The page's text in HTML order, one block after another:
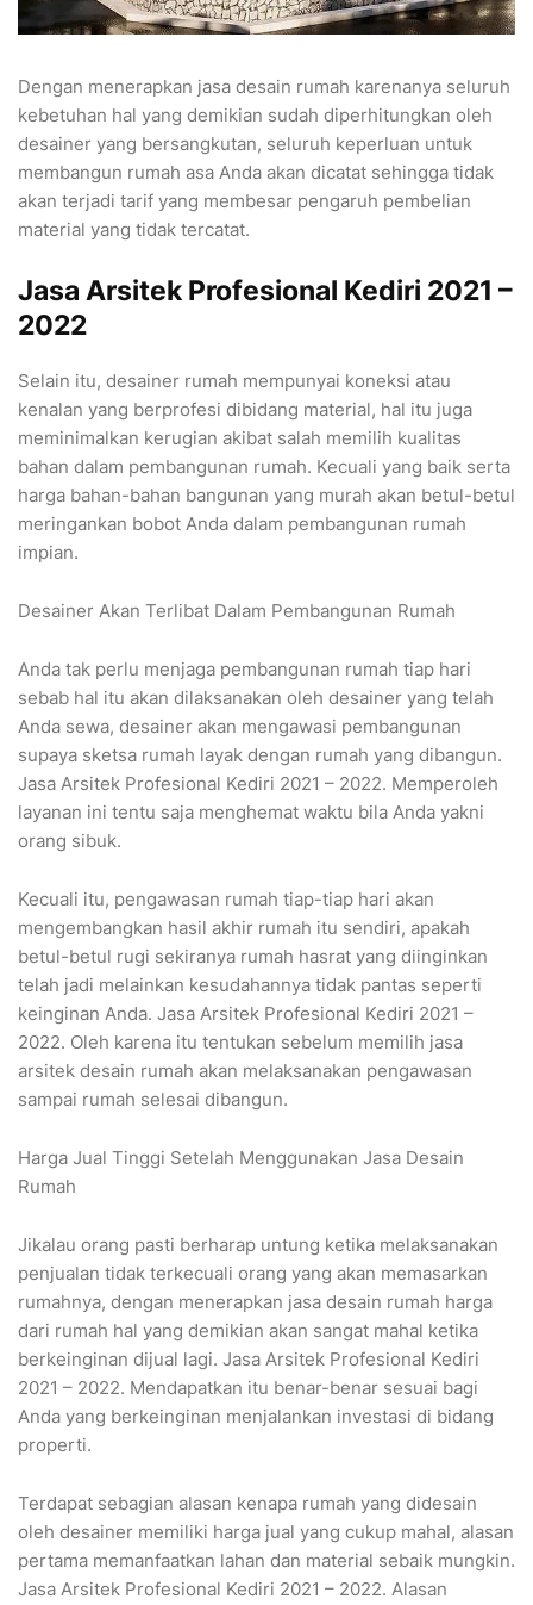
Dengan menerapkan jasa desain rumah karenanya seluruh
kebetuhan hal yang demikian sudah diperhitungkan oleh
desainer yang bersangkutan, seluruh keperluan untuk
membangun rumah asa Anda akan dicatat sehingga tidak
akan terjadi tarif yang membesar pengaruh pembelian
material yang tidak tercatat.
Jasa Arsitek Profesional Kediri 2021 –
2022
Selain itu, desainer rumah mempunyai koneksi atau
kenalan yang berprofesi dibidang material, hal itu juga
meminimalkan kerugian akibat salah memilih kualitas
bahan dalam pembangunan rumah. Kecuali yang baik serta
harga bahan-bahan bangunan yang murah akan betul-betul
meringankan bobot Anda dalam pembangunan rumah
impian.
Desainer Akan Terlibat Dalam Pembangunan Rumah
Anda tak perlu menjaga pembangunan rumah tiap hari
sebab hal itu akan dilaksanakan oleh desainer yang telah
Anda sewa, desainer akan mengawasi pembangunan
supaya sketsa rumah layak dengan rumah yang dibangun.
Jasa Arsitek Profesional Kediri 2021 – 2022. Memperoleh
layanan ini tentu saja menghemat waktu bila Anda yakni
orang sibuk.
Kecuali itu, pengawasan rumah tiap-tiap hari akan
mengembangkan hasil akhir rumah itu sendiri, apakah
betul-betul rugi sekiranya rumah hasrat yang diinginkan
telah jadi melainkan kesudahannya tidak pantas seperti
keinginan Anda. Jasa Arsitek Profesional Kediri 2021 –
2022. Oleh karena itu tentukan sebelum memilih jasa
arsitek desain rumah akan melaksanakan pengawasan
sampai rumah selesai dibangun.
Harga Jual Tinggi Setelah Menggunakan Jasa Desain
Rumah
Jikalau orang pasti berharap untung ketika melaksanakan
penjualan tidak terkecuali orang yang akan memasarkan
rumahnya, dengan menerapkan jasa desain rumah harga
dari rumah hal yang demikian akan sangat mahal ketika
berkeinginan dijual lagi. Jasa Arsitek Profesional Kediri
2021 – 2022. Mendapatkan itu benar-benar sesuai bagi
Anda yang berkeinginan menjalankan investasi di bidang
properti.
Terdapat sebagian alasan kenapa rumah yang didesain
oleh desainer memiliki harga jual yang cukup mahal, alasan
pertama memanfaatkan lahan dan material sebaik mungkin.
Jasa Arsitek Profesional Kediri 2021 – 2022. Alasan